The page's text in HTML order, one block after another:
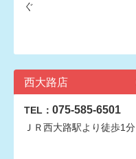
ぐ
西大路店
TEL： 075-585-6501
ＪＲ西大路駅より徒歩1分